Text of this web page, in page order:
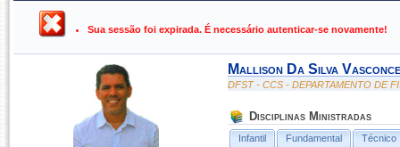
UFPB ›
Sua sessão foi expirada. É necessário autenticar-se novamente!
Mallison Da Silva
DFST - CCS - DEPARTAMENTO DE
Disciplinas Ministradas
Infantil Fundamental Técnico